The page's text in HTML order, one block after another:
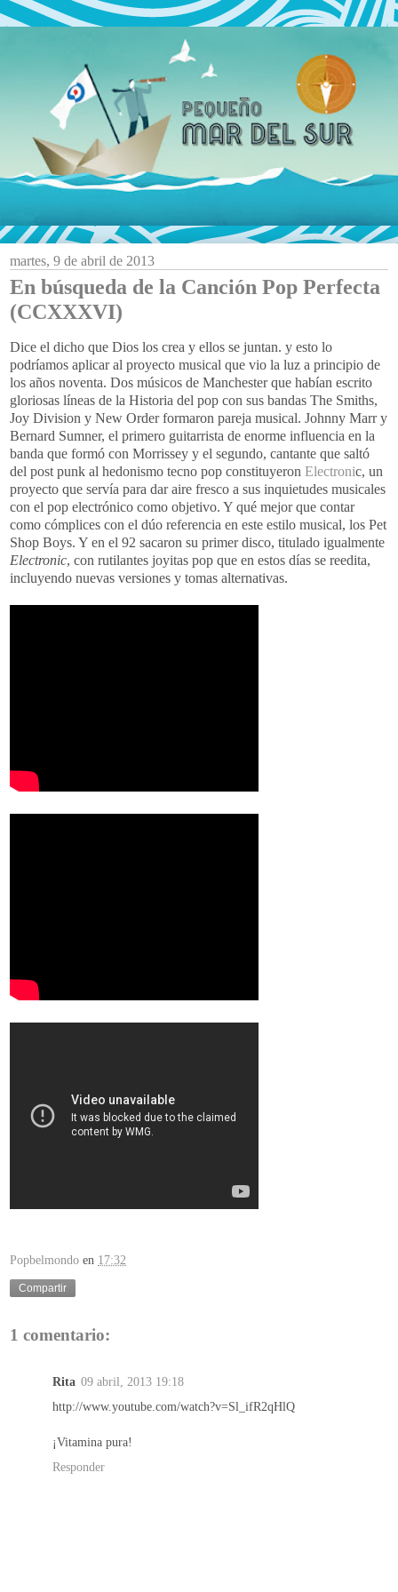
martes, 9 de abril de 2013
En búsqueda de la Canción Pop Perfecta
(CCXXXVI)
Dice el dicho que Dios los crea y ellos se juntan. y esto lo
podríamos aplicar al proyecto musical que vio la luz a principio de
los años noventa. Dos músicos de Manchester que habían escrito
gloriosas líneas de la Historia del pop con sus bandas The Smiths,
Joy Division y New Order formaron pareja musical. Johnny Marr y
Bernard Sumner, el primero guitarrista de enorme influencia en la
banda que formó con Morrissey y el segundo, cantante que saltó
del post punk al hedonismo tecno pop constituyeron Electronic, un
proyecto que servía para dar aire fresco a sus inquietudes musicales
con el pop electrónico como objetivo. Y qué mejor que contar
como cómplices con el dúo referencia en este estilo musical, los Pet
Shop Boys. Y en el 92 sacaron su primer disco, titulado igualmente
Electronic, con rutilantes joyitas pop que en estos días se reedita,
incluyendo nuevas versiones y tomas alternativas.
Popbelmondo en 17:32
Compartir
1 comentario:
Rita 09 abril, 2013 19:18
http://www.youtube.com/watch?v=Sl_ifR2qHlQ
¡Vitamina pura!
Responder